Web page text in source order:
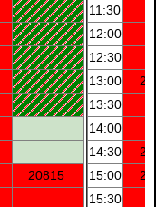
20815
11:30
12:00
12:30
13:00
13:30
14:00
14:30
15:00
15:30